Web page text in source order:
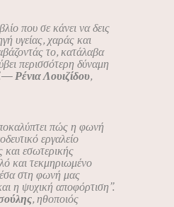
που σε κάνει να δεις
υγείας, χαράς και
το, κατάλαβα
περισσότερη δύναμη
Ρένια Λουιζίδου,
πώς η φωνή
εργαλείο
και εσωτερικής
και τεκμηριωμένο
στη φωνή μας
η ψυχική αποφόρτιση”.
, ηθοποιός